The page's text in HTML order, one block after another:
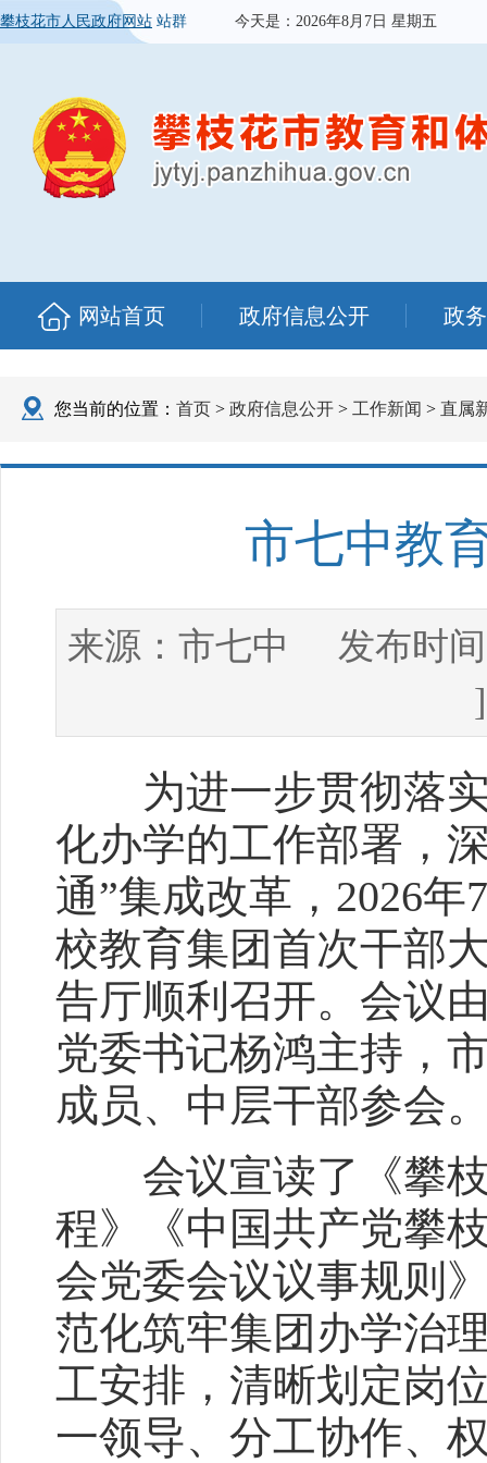
攀枝花市人民政府网站 站群 今天是： 2026年8月7日 星期五
网站首页 政府信息公开 政
您当前的位置： 首页 > 政府信息公开 > 工作新闻 > 直属
市七中教
来源： 市七中
发布时
为进一步贯彻落实
化办学的工作部署，
通”集成改革，2026
校教育集团首次干部
告厅顺利召开。会议
党委书记杨鸿主持，
成员、中层干部参会
会议宣读了《攀枝
程》《中国共产党攀
会党委会议议事规则
范化筑牢集团办学治
工安排，清晰划定岗
一领导、分工协作、